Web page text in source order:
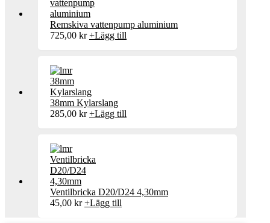
Remskiva vattenpump aluminium
725,00 kr +Lägg till
38mm Kylarslang
285,00 kr +Lägg till
Ventilbricka D20/D24 4,30mm
45,00 kr +Lägg till